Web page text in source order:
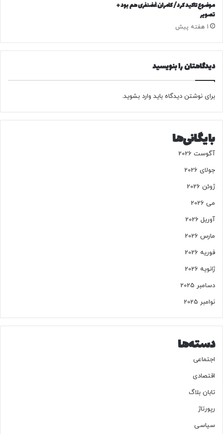
و
ل
ک
ا
ن
/
ی
و
ر
ش‌
ا
م
ث
ر
د
ر
خ
ا
ه
ن
ن
ا
موضوع تاکید کرد/ کامران غضنفری هم بود +
تصویر
1 هفته پیش
دیدگاهتان را بنویسید
برای نوشتن دیدگاه باید وارد بشوید.
بایگانی‌ها
آگوست 2026
جولای 2026
ژوئن 2026
می 2026
آوریل 2026
مارس 2026
فوریه 2026
ژانویه 2026
دسامبر 2025
نوامبر 2025
دسته‌ها
اجتماعی
اقتصادی
تابان بلاگ
رپورتاژ
سیاسی